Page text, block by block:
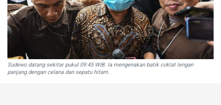
Sudewo datang sekitar pukul 09:45 WIB. Ia mengenakan batik coklat lengan
panjang dengan celana dan sepatu hitam.